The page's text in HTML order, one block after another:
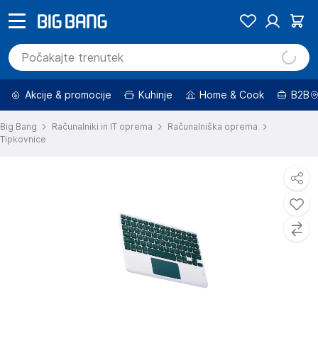
Akcije & promocije Kuhinje Home & Cook B2B
Big Bang Računalniki in IT oprema
Računalniška oprema
Tipkovnice